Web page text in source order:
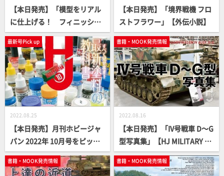
【本日発売】「模型をリアル
に仕上げる！ フィニッシュ
ワーク虎の巻」【How To】
【本日発売】「境界戦機 フロ
ストフラワー」【外伝小説】
最新号Pick up
2022.08.25
【本日発売】月刊ホビージャ
パン 2022年 10月号をピック
アップ！
書籍・MOOK発売情報
2022.08.16
【本日発売】「IV号戦車 D～G
型写真集」【HJ MILITARY P
HOTO ALBUM】
書籍・MOOK発売情報 書籍・MOOK発売情報